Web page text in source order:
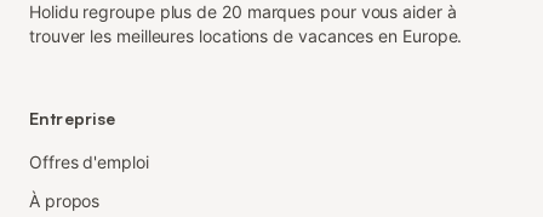
Holidu regroupe plus de 20 marques pour vous aider à
trouver les meilleures locations de vacances en Europe.
Entreprise
Offres d'emploi
À propos